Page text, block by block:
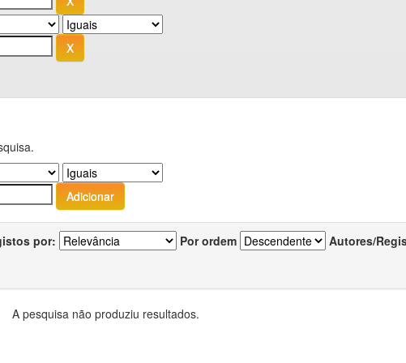
por: Por ordem Autores/
A pesquisa não produziu resultados.